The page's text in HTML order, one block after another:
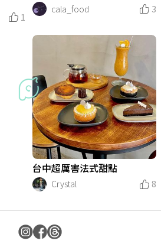
cala_food
3
1
台中超厲害法式甜點
Crystal
8